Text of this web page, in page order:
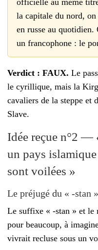
officielle au même
la capitale du nord,
en russe au quotidien.
un francophone : le
Verdict : FAUX. Le
le cyrillique, mais la
cavaliers de la steppe et
Slave.
Idée reçue n°2 —
un pays
sont voilées »
Le préjugé du « -stan »
Le suffixe « -stan » et le
pour beaucoup, à
vivrait recluse sous un